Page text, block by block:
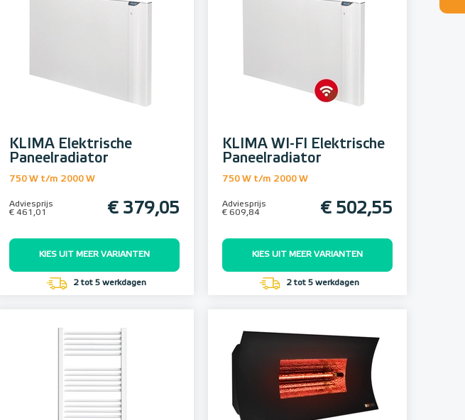
KLIMA Elektrische
Paneelradiator
750 W t/m 2000 W
Adviesprijs
€ 461,01
€ 379,05
KIES UIT MEER VARIANTEN
2 tot 5 werkdagen
KLIMA WI-FI Elektrische
Paneelradiator
750 W t/m 2000 W
Adviesprijs
€ 609,84
€ 502,55
KIES UIT MEER VARIANTEN
2 tot 5 werkdagen